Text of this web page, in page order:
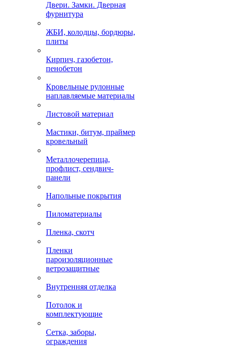
Двери. Замки. Дверная
фурнитура
ЖБИ, колодцы, бордюры,
плиты
Кирпич, газобетон,
пенобетон
Кровельные рулонные
наплавляемые материалы
Листовой материал
Мастики, битум, праймер
кровельный
Металлочерепица,
профлист, сендвич-
панели
Напольные покрытия
Пиломатериалы
Пленка, скотч
Пленки
пароизоляционные
ветрозащитные
Внутренняя отделка
Потолок и
комплектующие
Сетка, заборы,
ограждения